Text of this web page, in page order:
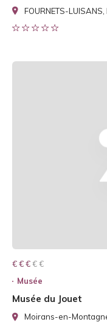
FOURNETS-LUISANS,
€ € € € €
€ € €
Musée
Musée du Jouet
Moirans-en-